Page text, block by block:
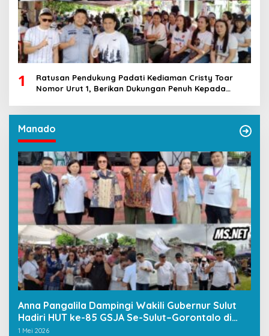
1
Ratusan Pendukung Padati Kediaman Cristy Toar
Nomor Urut 1, Berikan Dukungan Penuh Kepada
Manado
Anna Pangalila Dampingi Wakili Gubernur Sulut
Hadiri HUT ke-85 GSJA Se-Sulut–Gorontalo di
Langowan
1 Mei 2026